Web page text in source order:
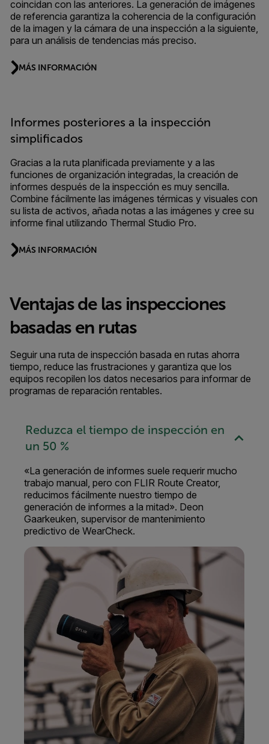
coincidan con las anteriores. La generación de imágenes
de referencia garantiza la coherencia de la configuración
de la imagen y la cámara de una inspección a la siguiente,
para un análisis de tendencias más preciso.
MÁS INFORMACIÓN
Informes posteriores a la inspección
simplificados
Gracias a la ruta planificada previamente y a las
funciones de organización integradas, la creación de
informes después de la inspección es muy sencilla.
Combine fácilmente las imágenes térmicas y visuales con
su lista de activos, añada notas a las imágenes y cree su
informe final utilizando Thermal Studio Pro.
MÁS INFORMACIÓN
Ventajas de las inspecciones
basadas en rutas
Seguir una ruta de inspección basada en rutas ahorra
tiempo, reduce las frustraciones y garantiza que los
equipos recopilen los datos necesarios para informar de
programas de reparación rentables.
Reduzca el tiempo de inspección en
un 50 %
«La generación de informes suele requerir mucho
trabajo manual, pero con FLIR Route Creator,
reducimos fácilmente nuestro tiempo de
generación de informes a la mitad». Deon
Gaarkeuken, supervisor de mantenimiento
predictivo de WearCheck.